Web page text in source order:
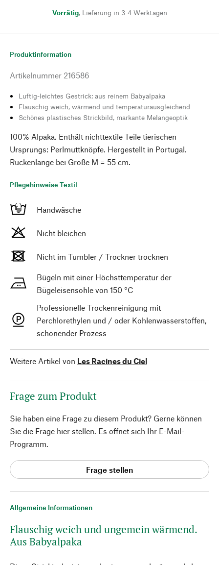
Vorrätig, Lieferung in 3-4 Werktagen
Allgemeine Informationen
Flauschig weich und ungemein wärmend.
Aus Babyalpaka
Produktinformation
Artikelnummer 216586
Luftig-leichtes Gestrick: aus reinem Babyalpaka
Flauschig weich, wärmend und temperaturausgleichend
Schönes plastisches Strickbild, markante Melangeoptik
100% Alpaka. Enthält nichttextile Teile tierischen
Ursprungs: Perlmuttknöpfe. Hergestellt in Portugal.
Rückenlänge bei Größe M = 55 cm.
Pflegehinweise Textil
Handwäsche
Nicht bleichen
Nicht im Tumbler / Trockner trocknen
Bügeln mit einer Höchsttemperatur der
Bügeleisensohle von 150 °C
Professionelle Trockenreinigung mit
Perchlorethylen und / oder Kohlenwasserstoffen,
schonender Prozess
Weitere Artikel von Les Racines du Ciel
Frage zum Produkt
Sie haben eine Frage zu diesem Produkt? Gerne können
Sie die Frage hier stellen. Es öffnet sich Ihr E-Mail-
Programm.
Frage stellen